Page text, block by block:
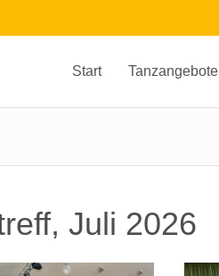
Start Tanzangebote
Juli 2026